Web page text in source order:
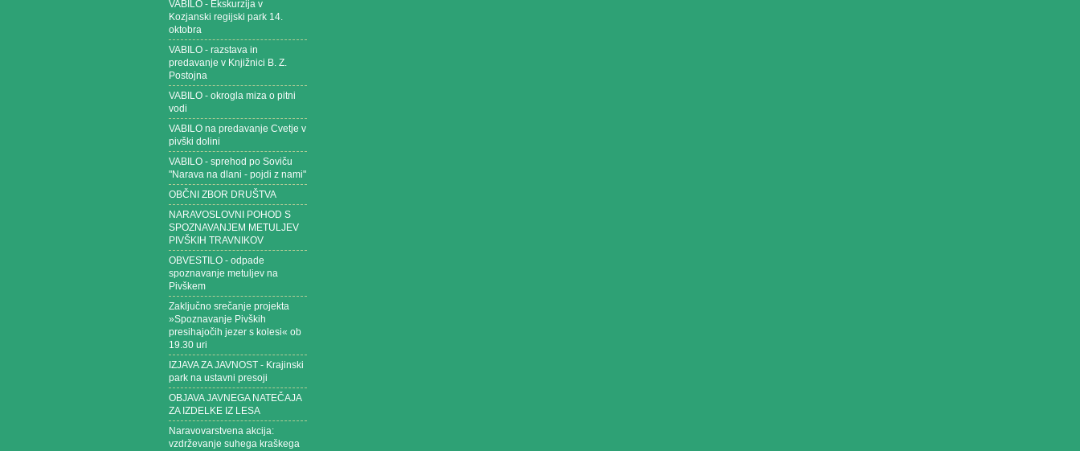
VABILO - Ekskurzija v
Kozjanski regijski park 14.
oktobra
VABILO - razstava in
predavanje v Knjižnici B. Z.
Postojna
VABILO - okrogla miza o pitni
vodi
VABILO na predavanje Cvetje v
pivški dolini
VABILO - sprehod po Soviču
"Narava na dlani - pojdi z nami"
OBČNI ZBOR DRUŠTVA
NARAVOSLOVNI POHOD S
SPOZNAVANJEM METULJEV
PIVŠKIH TRAVNIKOV
OBVESTILO - odpade
spoznavanje metuljev na
Pivškem
Zaključno srečanje projekta
»Spoznavanje Pivških
presihajočih jezer s kolesi« ob
19.30 uri
IZJAVA ZA JAVNOST - Krajinski
park na ustavni presoji
OBJAVA JAVNEGA NATEČAJA
ZA IZDELKE IZ LESA
Naravovarstvena akcija:
vzdrževanje suhega kraškega